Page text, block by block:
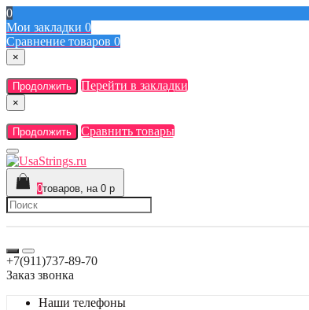
0
Мои закладки 0
Сравнение товаров 0
×
Продолжить Перейти в закладки
×
Продолжить Сравнить товары
0товаров, на 0 р
+7(911)737-89-70
Заказ звонка
Наши телефоны